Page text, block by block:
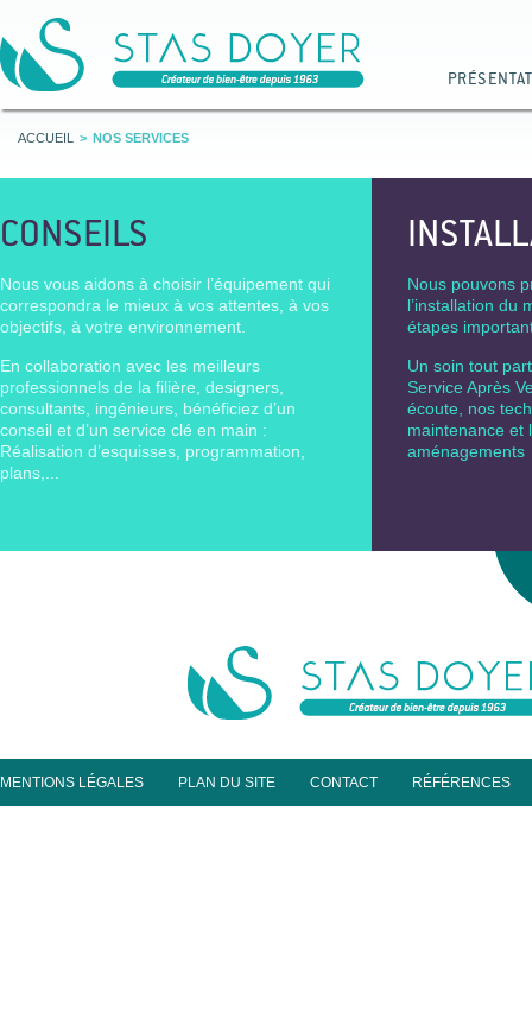
ACCUEIL NOS SERVICES
CONSEILS
Nous vous aidons à choisir l’équipement qui
correspondra le mieux à vos attentes, à vos
objectifs, à votre environnement.
En collaboration avec les meilleurs
professionnels de la filière, designers,
consultants, ingénieurs, bénéficiez d’un
conseil et d’un service clé en main :
Réalisation d’esquisses, programmation,
plans,...
Nous pouvons
l’installation du
étapes
Un soin tout
Service Après
écoute, nos
maintenance et
aménagements
MENTIONS LÉGALES PLAN DU SITE CONTACT RÉFÉRENCES